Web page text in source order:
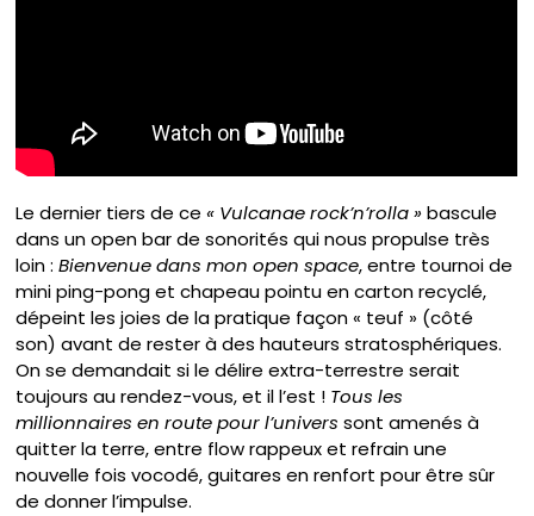
Le dernier tiers de ce« Vulcanae rock’n’rolla »bascule
dans un open bar de sonorités qui nous propulse très
loin :Bienvenue dans mon open space, entre tournoi de
mini ping-pong et chapeau pointu en carton recyclé,
dépeint les joies de la pratique façon « teuf » (côté
son) avant de rester à des hauteurs stratosphériques.
On se demandait si le délire extra-terrestre serait
toujours au rendez-vous, et il l’est ! Tous les
millionnaires en route pour l’univers sont amenés à
quitter la terre, entre flow rappeux et refrain une
nouvelle fois vocodé, guitares en renfort pour être sûr
de donner l’impulse.